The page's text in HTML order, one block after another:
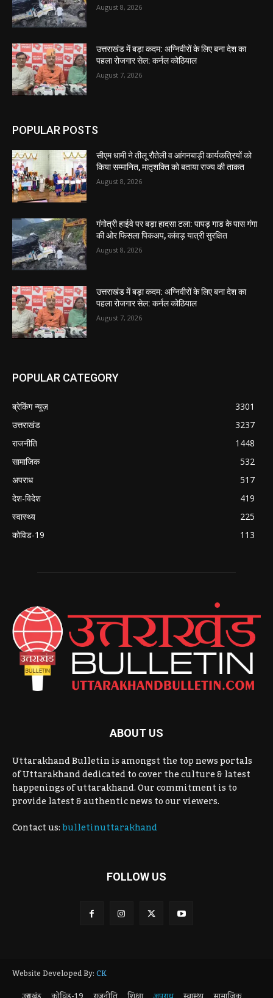
August 8, 2026
उत्तराखंड में बड़ा कदम: अग्निवीरों के लिए बना देश का
पहला रोजगार सेल: कर्नल कोठियाल
August 7, 2026
POPULAR POSTS
सीएम धामी ने तीलू रौतेली व आंगनबाड़ी कार्यकत्रियों को
किया सम्मानित, मातृशक्ति को बताया राज्य की ताकत
August 8, 2026
गंगोत्री हाईवे पर बड़ा हादसा टला: पापड़ गाड के पास गंगा
की ओर फिसला पिकअप, कांवड़ यात्री सुरक्षित
August 8, 2026
उत्तराखंड में बड़ा कदम: अग्निवीरों के लिए बना देश का
पहला रोजगार सेल: कर्नल कोठियाल
August 7, 2026
POPULAR CATEGORY
ब्रेकिंग न्यूज़
3301
उत्तराखंड
3237
राजनीति
1448
सामाजिक
532
अपराध
517
देश-विदेश
419
स्वास्थ्य
225
कोविड-19
113
ABOUT US
Uttarakhand Bulletin is amongst the top news portals
of Uttarakhand dedicated to cover the culture & latest
happenings of uttarakhand. Our commitment is to
provide latest & authentic news to our viewers.
Contact us:bulletinuttarakhand
FOLLOW US
Website Developed By:CK